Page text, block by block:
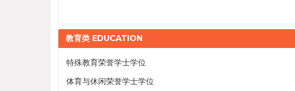
教育类 EDUCATION
特殊教育荣誉学士学位
体育与休闲荣誉学士学位